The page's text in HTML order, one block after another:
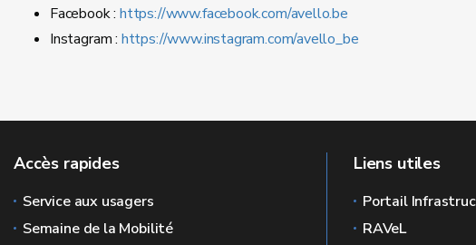
Facebook :https://www.facebook.com/avello.be
Instagram : https://www.instagram.com/avello_be
Accès rapides
Service aux usagers
Semaine de la Mobilité
Liens utiles
Portail
RAVeL